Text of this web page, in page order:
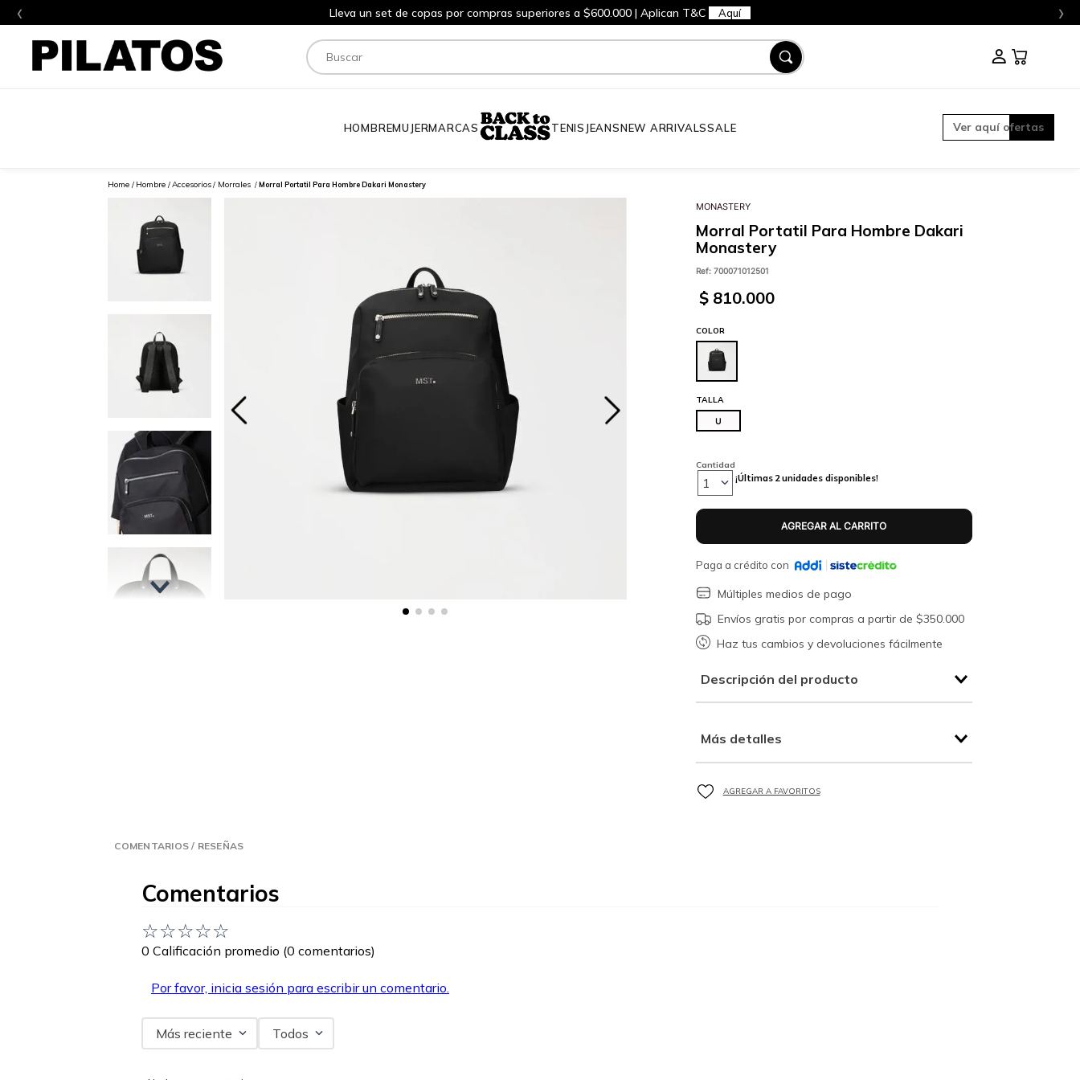
‹ Lleva un set de copas por compras superiores a $600.000 | Aplican T&C Aquí ›
Buscar
HOMBREMUJERMARCAS TENIS JEANSNEW ARRIVALSSALE Ver aquí ofertas
Hombre Accesorios Morrales Morral Portatil Para Hombre Dakari Monastery
MONASTERY
Morral Portatil Para Hombre Dakari
Monastery
Ref: 700071012501
$ 810.000
TALLA
U
COLOR
Cantidad
1 ¡Últimas 2 unidades disponibles!
Paga a crédito con
Múltiples medios de pago
Envíos gratis por compras a partir de $350.000
Haz tus cambios y devoluciones fácilmente
Descripción del producto
Más detalles
COMENTARIOS / RESEÑAS
Comentarios
☆☆☆☆☆
0 Calificación promedio (0 comentarios)
Por favor, inicia sesión para escribir un comentario.
Más reciente Todos